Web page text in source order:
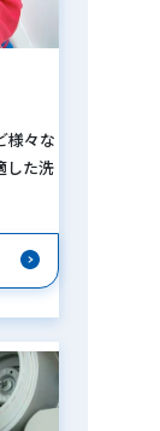
様々な
した洗